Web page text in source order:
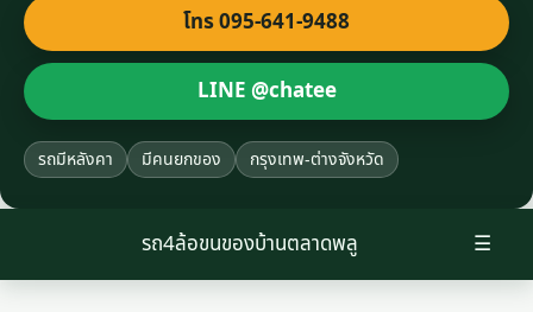
โทร 095-641-9488
LINE @chatee
รถมีหลังคา มีคนยกของ กรุงเทพ-ต่างจังหวัด
☰
รถ4ล้อขนของบ้านตลาดพลู